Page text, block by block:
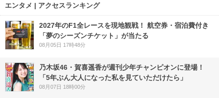
エンタメ | アクセスランキング
2027年のF1全レースを現地観戦！ 航空券・宿泊費付き
「夢のシーズンチケット」が当たる
08月05日 17時48分
乃木坂46・賀喜遥香が週刊少年チャンピオンに登場！
「5年ぶん大人になった私を見ていただけたら」
08月07日 18時00分